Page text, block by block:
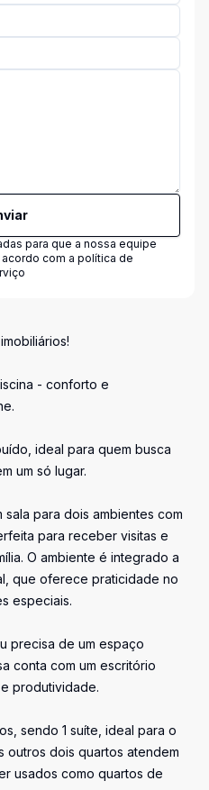
para que a nossa equipe
com a política de
- conforto e
ideal para quem busca
um só lugar.
sala para dois ambientes com
para receber visitas e
O ambiente é integrado a
que oferece praticidade no
especiais.
precisa de um espaço
conta com um escritório
produtividade.
sendo 1 suíte, ideal para o
outros dois quartos atendem
usados como quartos de